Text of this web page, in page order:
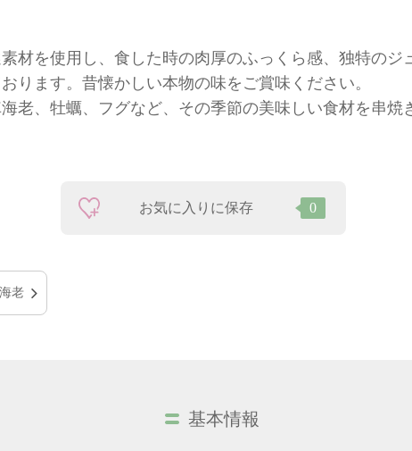
材を使用し、食した時の肉厚のふっくら感、独特のジ
ります。昔懐かしい本物の味をご賞味ください。
老、牡蠣、フグなど、その季節の美味しい食材を串
お気に入りに保存 0
老
基本情報